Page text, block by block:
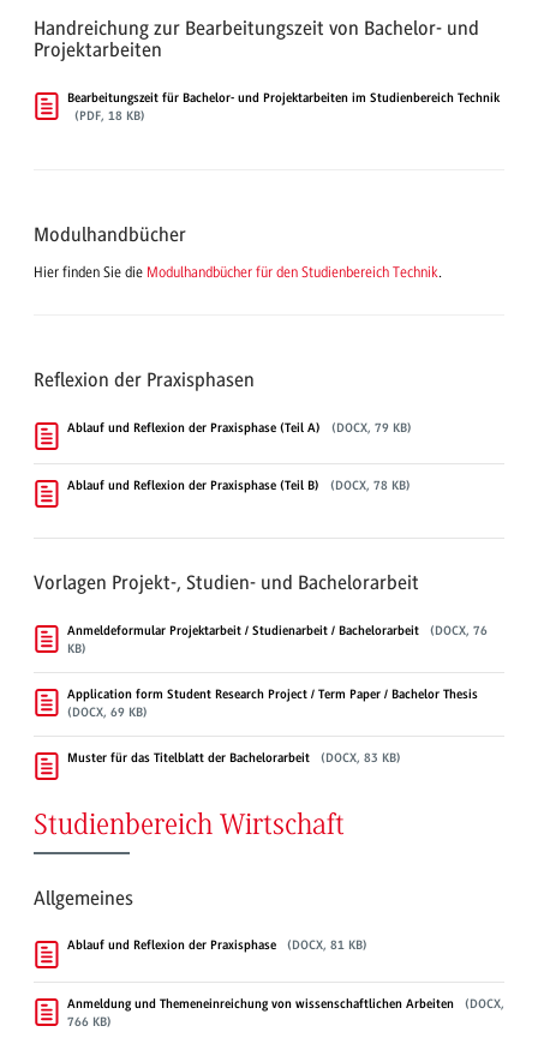
Handreichung zur Bearbeitungszeit von Bachelor- und
Projektarbeiten
Bearbeitungszeit für Bachelor- und Projektarbeiten im Studienbereich Technik
(PDF, 18 KB)
Modulhandbücher
Hier finden Sie die Modulhandbücher für den Studienbereich Technik.
Reflexion der Praxisphasen
Ablauf und Reflexion der Praxisphase (Teil A) (DOCX, 79 KB)
Ablauf und Reflexion der Praxisphase (Teil B) (DOCX, 78 KB)
Vorlagen Projekt-, Studien- und Bachelorarbeit
Anmeldeformular Projektarbeit / Studienarbeit / Bachelorarbeit
(DOCX, 76
KB)
Application form Student Research Project / Term Paper / Bachelor Thesis
(DOCX, 69 KB)
Muster für das Titelblatt der Bachelorarbeit (DOCX, 83 KB)
Studienbereich Wirtschaft
Allgemeines
Ablauf und Reflexion der Praxisphase (DOCX, 81 KB)
Anmeldung und Themeneinreichung von wissenschaftlichen Arbeiten
(DOCX,
766 KB)